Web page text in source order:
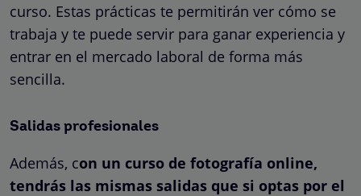
curso. Estas prácticas te permitirán ver cómo se
trabaja y te puede servir para ganar experiencia y
entrar en el mercado laboral de forma más
sencilla.
Salidas profesionales
Además, con un curso de fotografía online,
tendrás las mismas salidas que si optas por el